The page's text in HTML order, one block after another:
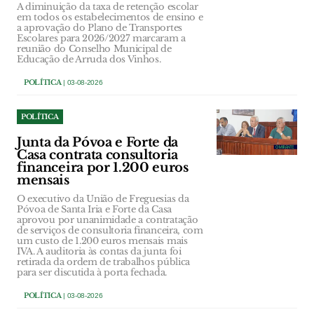
A diminuição da taxa de retenção escolar
em todos os estabelecimentos de ensino e
a aprovação do Plano de Transportes
Escolares para 2026/2027 marcaram a
reunião do Conselho Municipal de
Educação de Arruda dos Vinhos.
POLÍTICA| 03-08-2026
POLÍTICA
Junta da Póvoa e Forte da
Casa contrata consultoria
financeira por 1.200 euros
mensais
O executivo da União de Freguesias da
Póvoa de Santa Iria e Forte da Casa
aprovou por unanimidade a contratação
de serviços de consultoria financeira, com
um custo de 1.200 euros mensais mais
IVA. A auditoria às contas da junta foi
retirada da ordem de trabalhos pública
para ser discutida à porta fechada.
POLÍTICA| 03-08-2026